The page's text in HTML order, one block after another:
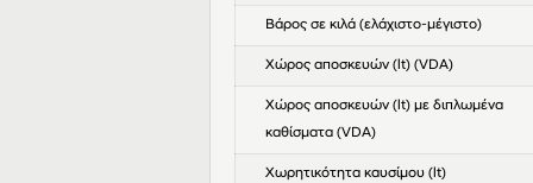
Βάρος σε κιλά (ελάχιστο-μέγιστο)
Χώρος αποσκευών (lt) (VDA)
Χώρος αποσκευών (lt) με διπλωμένα
καθίσματα (VDA)
Χωρητικότητα καυσίμου (lt)